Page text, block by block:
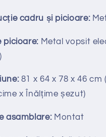
cadru și picioare:
picioare: Metal vopsit
81 x 64 x 78 x 46 cm
x Înălțime șezut)
asamblare: Montat